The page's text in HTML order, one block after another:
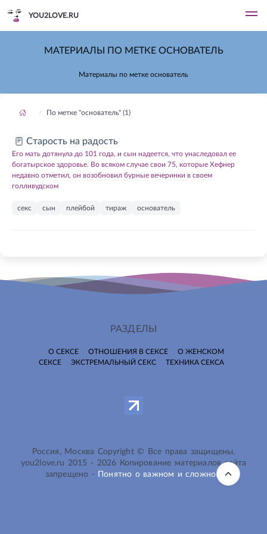
YOU2LOVE.RU
МАТЕРИАЛЫ ПО МЕТКЕ ОСНОВАТЕЛЬ
Материалы по метке основатель
По метке "основатель" (1)
Старость на радость
Его мать дотянула до 101 года, и сын надеется, что унаследовал ее
богатырское здоровье. Во всяком случае свои 75, которые Хефнер
недавно отметил, он возобновил бурные вечеринки в своем
голливудском
секс сын плейбой тираж основатель
РАЗДЕЛЫ
О СЕКСЕ ОТНОШЕНИЯ В СЕКСЕ
О ЖЕНСКОМ
СЕКСЕ
ЭКСТРЕМАЛЬНЫЙ СЕКС ТЕХНИКА СЕКСА
Россия, Москва Copyright © Все права защищены.
you2love.ru 2015 - 2026 Копирование материалов сайта
запрещено -
Понятно о важном и сложном